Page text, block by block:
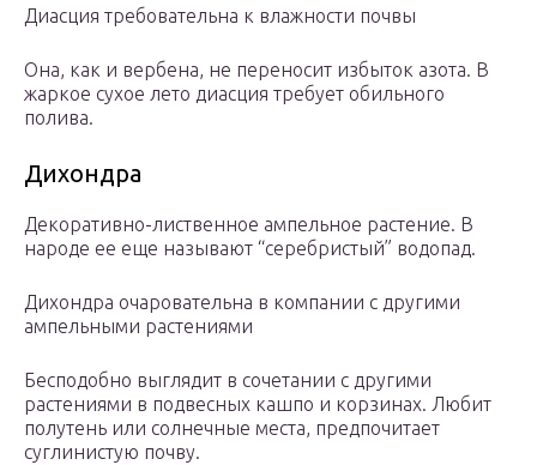
Диасция требовательна к влажности почвы
Она, как и вербена, не переносит избыток азота. В
жаркое сухое лето диасция требует обильного
полива.
Дихондра
Декоративно-лиственное ампельное растение. В
народе ее еще называют “серебристый” водопад.
Дихондра очаровательна в компании с другими
ампельными растениями
Бесподобно выглядит в сочетании с другими
растениями в подвесных кашпо и корзинах. Любит
полутень или солнечные места, предпочитает
суглинистую почву.